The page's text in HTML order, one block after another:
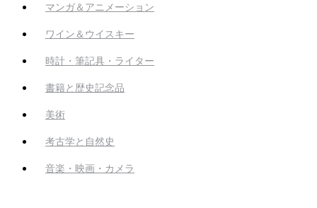
マンガ＆アニメーション
ワイン＆ウイスキー
時計・筆記具・ライター
書籍と歴史記念品
美術
考古学と自然史
音楽・映画・カメラ